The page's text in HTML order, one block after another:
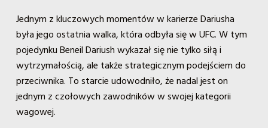
Jednym z kluczowych momentów w karierze Dariusha
była jego ostatnia walka, która odbyła się w UFC. W tym
pojedynku Beneil Dariush wykazał się nie tylko siłą i
wytrzymałością, ale także strategicznym podejściem do
przeciwnika. To starcie udowodniło, że nadal jest on
jednym z czołowych zawodników w swojej kategorii
wagowej.